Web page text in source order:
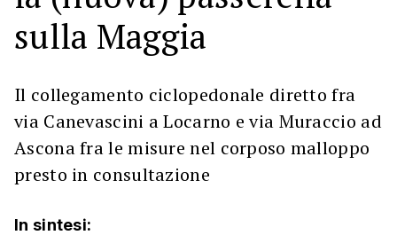
sulla Maggia
Il collegamento ciclopedonale diretto fra
via Canevascini a Locarno e via Muraccio ad
Ascona fra le misure nel corposo malloppo
presto in consultazione
In sintesi: